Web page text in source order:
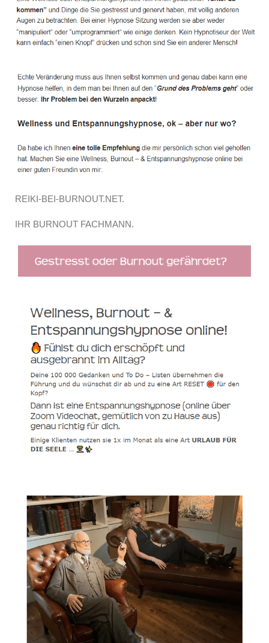
REIKI-BEI-BURNOUT.NET.
IHR BURNOUT FACHMANN.